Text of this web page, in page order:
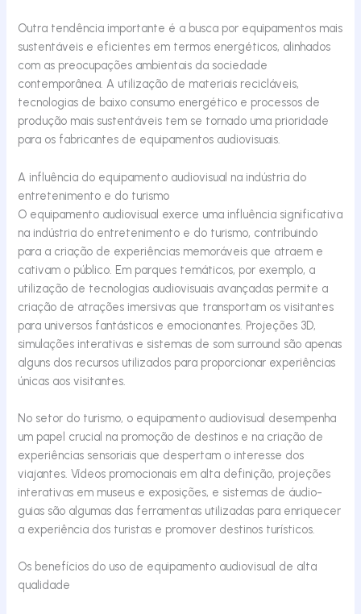
Outra tendência importante é a busca por equipamentos mais
sustentáveis e eficientes em termos energéticos, alinhados
com as preocupações ambientais da sociedade
contemporânea. A utilização de materiais recicláveis,
tecnologias de baixo consumo energético e processos de
produção mais sustentáveis tem se tornado uma prioridade
para os fabricantes de equipamentos audiovisuais.
A influência do equipamento audiovisual na indústria do
entretenimento e do turismo
O equipamento audiovisual exerce uma influência significativa
na indústria do entretenimento e do turismo, contribuindo
para a criação de experiências memoráveis que atraem e
cativam o público. Em parques temáticos, por exemplo, a
utilização de tecnologias audiovisuais avançadas permite a
criação de atrações imersivas que transportam os visitantes
para universos fantásticos e emocionantes. Projeções 3D,
simulações interativas e sistemas de som surround são apenas
alguns dos recursos utilizados para proporcionar experiências
únicas aos visitantes.
No setor do turismo, o equipamento audiovisual desempenha
um papel crucial na promoção de destinos e na criação de
experiências sensoriais que despertam o interesse dos
viajantes. Vídeos promocionais em alta definição, projeções
interativas em museus e exposições, e sistemas de áudio-
guias são algumas das ferramentas utilizadas para enriquecer
a experiência dos turistas e promover destinos turísticos.
Os benefícios do uso de equipamento audiovisual de alta
qualidade